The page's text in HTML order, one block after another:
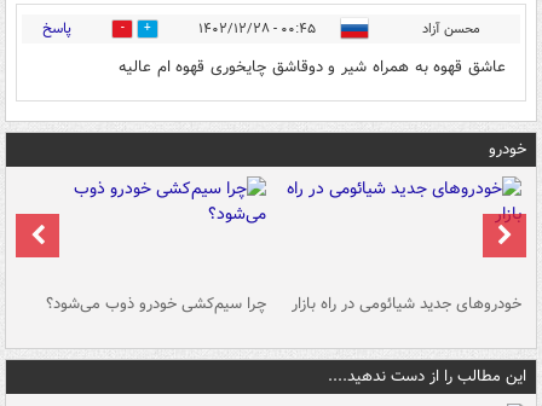
محسن آزاد ۰۰:۴۵ - ۱۴۰۲/۱۲/۲۸ 0 پاسخ
عاشق قهوه به همراه شیر و دوقاشق چایخوری قهوه ام عالیه
خودرو
خودروهای جدید شیائومی در راه بازار چرا سیم‌کشی خودرو ذوب می‌شود؟
این مطالب را از دست ندهید....